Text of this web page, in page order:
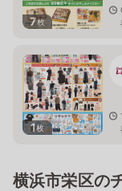
7枚
1枚
横浜市栄区の